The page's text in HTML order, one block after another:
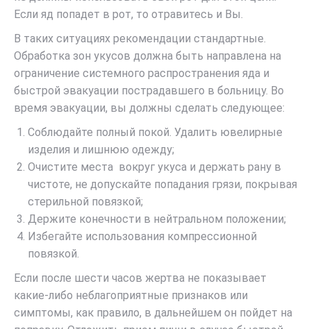
Если яд попадет в рот, то отравитесь и Вы.
В таких ситуациях рекомендации стандартные.
Обработка зон укусов должна быть направлена на
ограничение системного распространения яда и
быстрой эвакуации пострадавшего в больницу. Во
время эвакуации, вы должны сделать следующее:
Соблюдайте полный покой. Удалить ювелирные
изделия и лишнюю одежду;
Очистите места вокруг укуса и держать рану в
чистоте, не допускайте попадания грязи, покрывая
стерильной повязкой;
Держите конечности в нейтральном положении;
Избегайте использования компрессионной
повязкой.
Если после шести часов жертва не показывает
какие-либо неблагоприятные признаков или
симптомы, как правило, в дальнейшем он пойдет на